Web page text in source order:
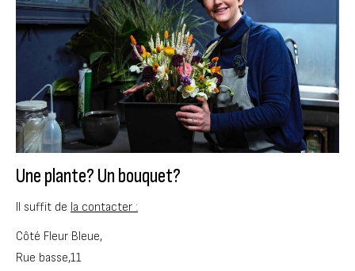
Une plante? Un bouquet?
Il suffit de la contacter :
Côté Fleur Bleue,
Rue basse,11